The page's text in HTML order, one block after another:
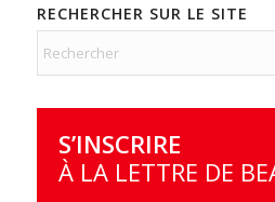
RECHERCHER SUR LE SITE
S’INSCRIRE
À LA LETTRE DE